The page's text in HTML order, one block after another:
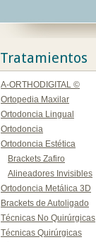
Tratamientos
A-ORTHODIGITAL ©
Ortopedia Maxilar
Ortodoncia Lingual
Ortodoncia
Ortodoncia Estética
Brackets Zafiro
Alineadores Invisibles
Ortodoncia Metálica 3D
Brackets de Autoligado
Técnicas No Quirúrgicas
Técnicas Quirúrgicas